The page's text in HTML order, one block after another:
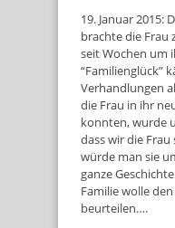
19. Januar 2015:
brachte die Frau
seit Wochen um
“Familienglück”
Verhandlungen
die Frau in ihr
konnten, wurde
dass wir die
würde man sie
ganze
Familie wolle
beurteilen….